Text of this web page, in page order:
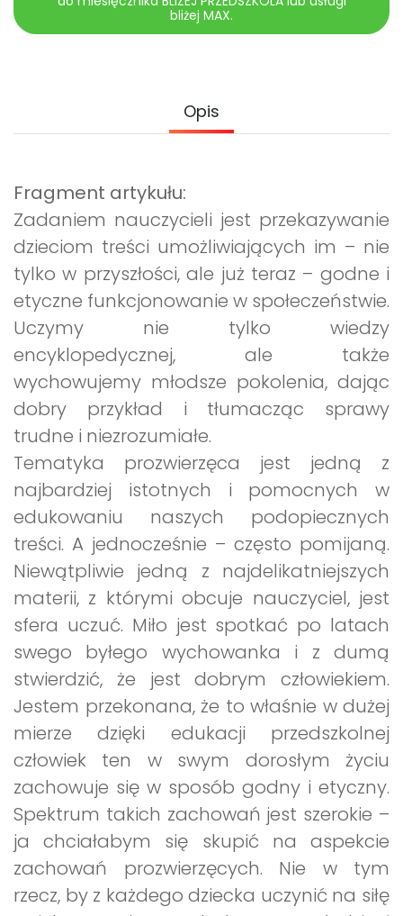
Archiwalne numerybliżej MAX.
Opis
Fragment artykułu:
Zadaniem nauczycieli jest przekazywanie
dzieciom treści umożliwiających im – nie
tylko w przyszłości, ale już teraz – godne i
etyczne funkcjonowanie w społeczeństwie.
Uczymy nie tylko wiedzy
encyklopedycznej, ale także
wychowujemy młodsze pokolenia, dając
dobry przykład i tłumacząc sprawy
trudne i niezrozumiałe.
Tematyka prozwierzęca jest jedną z
najbardziej istotnych i pomocnych w
edukowaniu naszych podopiecznych
treści. A jednocześnie – często pomijaną.
Niewątpliwie jedną z najdelikatniejszych
materii, z którymi obcuje nauczyciel, jest
sfera uczuć. Miło jest spotkać po latach
swego byłego wychowanka i z dumą
stwierdzić, że jest dobrym człowiekiem.
Jestem przekonana, że to właśnie w dużej
mierze dzięki edukacji przedszkolnej
człowiek ten w swym dorosłym życiu
zachowuje się w sposób godny i etyczny.
Spektrum takich zachowań jest szerokie –
ja chciałabym się skupić na aspekcie
zachowań prozwierzęcych. Nie w tym
rzecz, by z każdego dziecka uczynić na siłę